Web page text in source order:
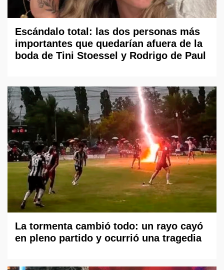
Escándalo total: las dos personas más
importantes que quedarían afuera de la
boda de Tini Stoessel y Rodrigo de Paul
La tormenta cambió todo: un rayo cayó
en pleno partido y ocurrió una tragedia